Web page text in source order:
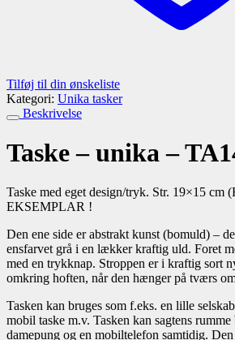
Tilføj til din ønskeliste
Kategori: Unika tasker
Beskrivelse
Taske – unika –
Taske med eget design/tryk. Str. 19×15
EKSEMPLAR !
Den ene side er abstrakt kunst (bomuld) –
ensfarvet grå i en lækker kraftig uld. Foret
med en trykknap. Stroppen er i kraftig sort
omkring hoften, når den hænger på tværs
Tasken kan bruges som f.eks. en lille
mobil taske m.v. Tasken kan sagtens
damepung og en mobiltelefon samtidig.